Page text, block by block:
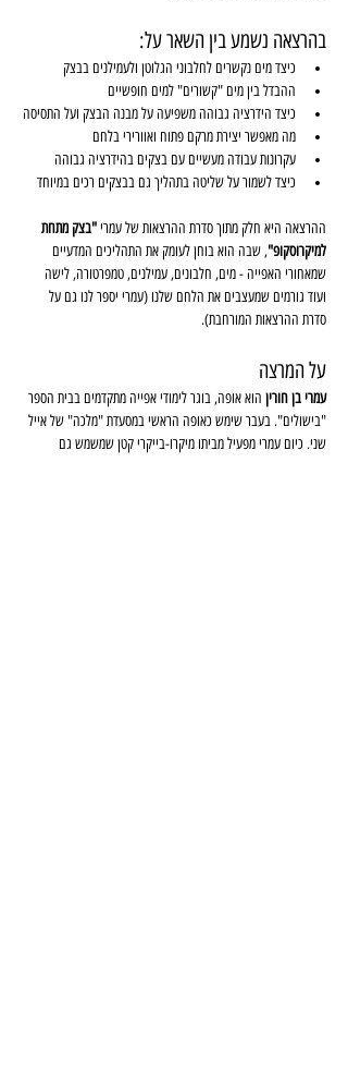
בהרצאה נשמע בין השאר על:
כיצד מים נקשרים לחלבוני הגלוטן ולעמילנים בבצק
ההבדל בין מים "קשורים" למים חופשיים
כיצד הידרציה גבוהה משפיעה על מבנה הבצק ועל התסיסה
מה מאפשר יצירת מרקם פתוח ואוורירי בלחם
עקרונות עבודה מעשיים עם בצקים בהידרציה גבוהה
כיצד לשמור על שליטה בתהליך גם בבצקים רכים במיוחד
ההרצאה היא חלק מתוך סדרת ההרצאות של עמרי "בצק מתחת
למיקרוסקופ", שבה הוא בוחן לעומק את התהליכים המדעיים
שמאחורי האפייה - מים, חלבונים, עמילנים, טמפרטורה, לישה
ועוד גורמים שמעצבים את הלחם שלנו (עמרי יספר לנו גם על
סדרת ההרצאות המורחבת).
על המרצה
עמרי בן חורין הוא אופה, בוגר לימודי אפייה מתקדמים בבית הספר
"בישולים". בעבר שימש כאופה הראשי במסעדת "מלכה" של אייל
שני. כיום עמרי מפעיל מביתו מיקרו-בייקרי קטן שמשמש גם